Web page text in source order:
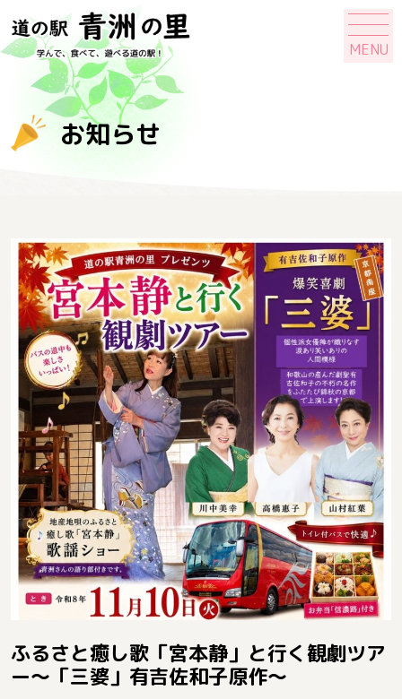
MENU
お知らせ
ふるさと癒し歌「宮本静」と行く観劇ツア
ー～「三婆」有吉佐和子原作～